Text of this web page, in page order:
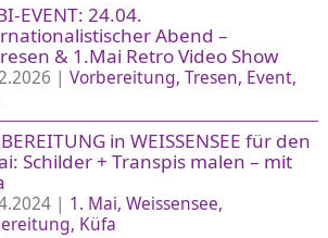
EVENT: 24.04.
Abend –
& 1.Mai Retro Video Show
|Vorbereitung Tresen Event
in WEISSENSEE für den
Schilder + Transpis malen – mit
| 1. Mai Weissensee
Küfa